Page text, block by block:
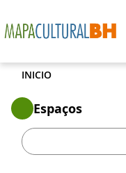
INICIO
Espaços